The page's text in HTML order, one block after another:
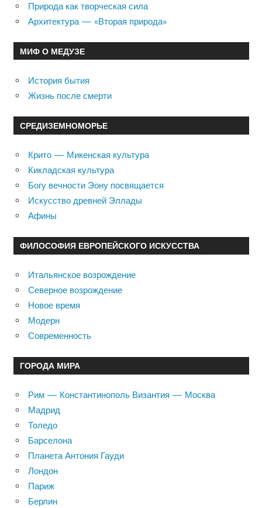
Природа как творческая сила
Архитектура — «Вторая природа»
МИФ О МЕДУЗЕ
История бытия
Жизнь после смерти
СРЕДИЗЕМНОМОРЬЕ
Крито — Микенская культура
Кикладская культура
Богу вечности Эону посвящается
Искусство древней Эллады
Афины
ФИЛОСОФИЯ ЕВРОПЕЙСКОГО ИСКУССТВА
Итальянское возрождение
Северное возрождение
Новое время
Модерн
Современность
ГОРОДА МИРА
Рим — Константинополь Византия — Москва
Мадрид
Толедо
Барселона
Планета Антония Гауди
Лондон
Париж
Берлин